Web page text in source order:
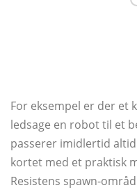
For eksempel er der et
ledsage en robot til et
passerer imidlertid
kortet med et praktisk
Resistens spawn-